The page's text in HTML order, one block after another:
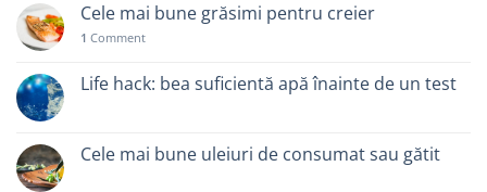
Cele mai bune grăsimi pentru creier
1 Comment
Life hack: bea suficientă apă înainte de un test
Cele mai bune uleiuri de consumat sau gătit